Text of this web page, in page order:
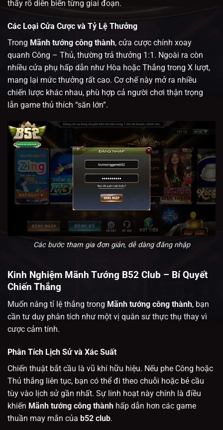
thấy rõ diễn biến từng giai đoạn.
Các Loại Cửa Cược và Tỷ Lệ Thưởng
Trong Mãnh tướng công thành, cửa cược chính xoay
quanh Công – Thủ, thường trả thưởng 1:1. Ngoài ra còn
nhiều cửa phụ hấp dẫn như Hòa hoặc Thắng trong X lượt,
mang lại mức thưởng rất cao. Cơ chế này mở ra nhiều
chiến lược khác nhau, phù hợp cả người chơi thận trọng
lẫn game thủ thích “săn lớn”.
Các bước tham gia đơn giản, dễ dàng đăng nhập
Kinh Nghiệm Mãnh Tướng B52 Club – Bí Quyết
Chiến Thắng
Muốn nâng tỉ lệ thắng trong Mãnh tướng công thành, bạn
cần tư duy phân tích như một vị quân sư thực thụ thay vì
cược cảm tính.
Phân Tích Lịch Sử và Xác Suất
Chiến thuật bắt cầu là vũ khí hữu hiệu. Nếu phe Công hoặc
Thủ thắng liên tục, bạn có thể đi theo chuỗi hoặc bẻ cầu
tùy vào lịch sử gần nhất. Sự linh hoạt này chính là điều
khiến Mãnh tướng công thành hấp dẫn hơn các game
thuần may mắn của b52 club.